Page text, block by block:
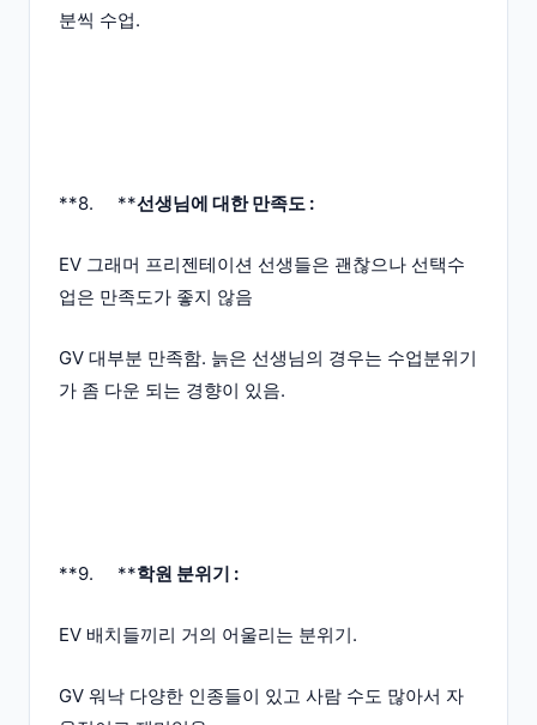
분씩 수업.
**8. **선생님에 대한 만족도 :
EV 그래머 프리젠테이션 선생들은 괜찮으나 선택수
업은 만족도가 좋지 않음
GV 대부분 만족함. 늙은 선생님의 경우는 수업분위기
가 좀 다운 되는 경향이 있음.
**9. **학원 분위기 :
EV 배치들끼리 거의 어울리는 분위기.
GV 워낙 다양한 인종들이 있고 사람 수도 많아서 자